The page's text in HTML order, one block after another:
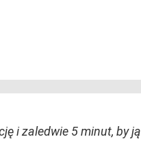
i zaledwie 5 minut, by